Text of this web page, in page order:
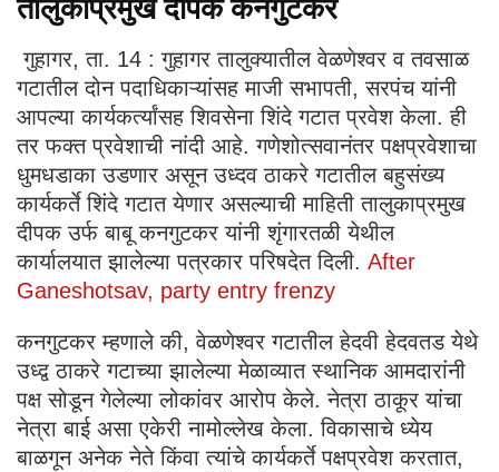
तालुकाप्रमुख दीपक कनगुटकर
गुहागर, ता. 14 : गुहागर तालुक्यातील वेळणेश्वर व तवसाळ
गटातील दोन पदाधिकाऱ्यांसह माजी सभापती, सरपंच यांनी
आपल्या कार्यकर्त्यांसह शिवसेना शिंदे गटात प्रवेश केला. ही
तर फक्त प्रवेशाची नांदी आहे. गणेशोत्सवानंतर पक्षप्रवेशाचा
धुमधडाका उडणार असून उध्दव ठाकरे गटातील बहुसंख्य
कार्यकर्ते शिंदे गटात येणार असल्याची माहिती तालुकाप्रमुख
दीपक उर्फ बाबू कनगुटकर यांनी शृंगारतळी येथील
कार्यालयात झालेल्या पत्रकार परिषदेत दिली. After
Ganeshotsav, party entry frenzy
कनगुटकर म्हणाले की, वेळणेश्वर गटातील हेदवी हेदवतड येथे
उध्द्व ठाकरे गटाच्या झालेल्या मेळाव्यात स्थानिक आमदारांनी
पक्ष सोडून गेलेल्या लोकांवर आरोप केले. नेत्रा ठाकूर यांचा
नेत्रा बाई असा एकेरी नामोल्लेख केला. विकासाचे ध्येय
बाळगून अनेक नेते किंवा त्यांचे कार्यकर्ते पक्षप्रवेश करतात,